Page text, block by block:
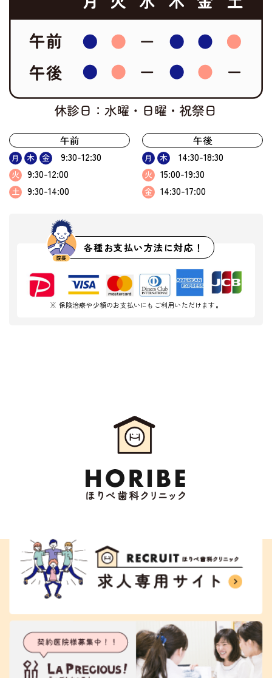
午前
月 木 金 9:30-12:30
火 9:30-12:00
土 9:30-14:00
午後
月 木 14:30-18:30
火 15:00-19:30
金 14:30-17:00
各種お支払い方法に対応！
※ 保険治療や少額のお支払いにもご利用いただけます。